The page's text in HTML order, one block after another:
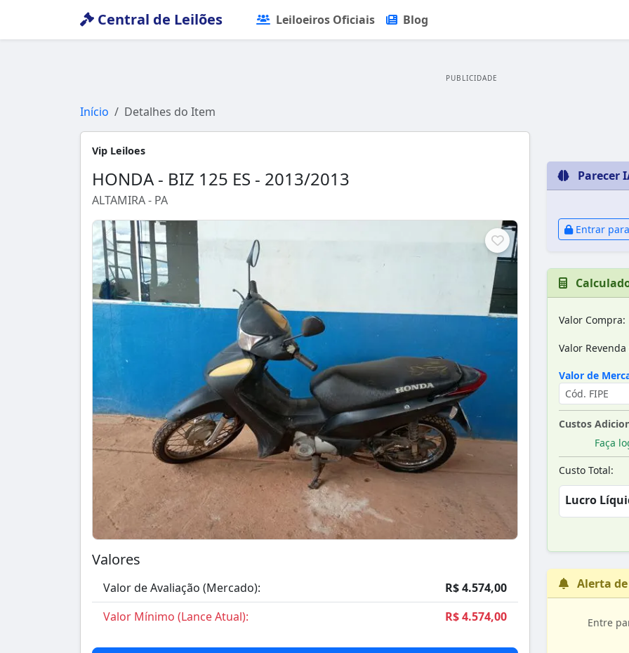
Central de Leilões Leiloeiros Oficiais Blog
PUBLICIDADE
Início Detalhes do Item
Vip Leiloes
HONDA - BIZ 125 ES - 2013/2013
ALTAMIRA - PA
Valores
Valor de Avaliação (Mercado):
R$ 4.574,00
Valor Mínimo (Lance Atual):
R$ 4.574,00
Parecer
Entrar
Valor Compra:
Valor
Valor de
Custos
Faça
Custo Total:
Lucro
Alerta
Entre